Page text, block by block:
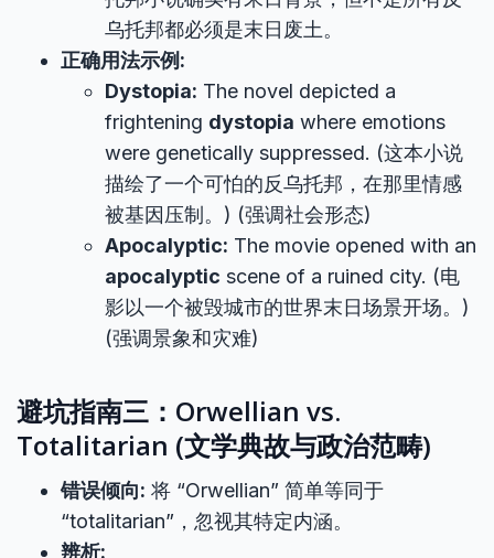
乌托邦都必须是末日废土。
正确用法示例:
Dystopia: The novel depicted a
frightening dystopia where emotions
were genetically suppressed. (这本小说
描绘了一个可怕的反乌托邦，在那里情感
被基因压制。) (强调社会形态)
Apocalyptic: The movie opened with an
apocalyptic scene of a ruined city. (电
影以一个被毁城市的世界末日场景开场。)
(强调景象和灾难)
避坑指南三：Orwellian vs.
Totalitarian (文学典故与政治范畴)
错误倾向: 将 “Orwellian” 简单等同于
“totalitarian”，忽视其特定内涵。
辨析: